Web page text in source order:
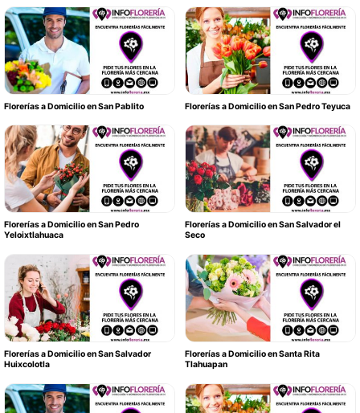
Florerías a Domicilio en San Pablito Florerías a Domicilio en San Pedro Teyuca
Florerías a Domicilio en San Pedro
Yeloixtlahuaca
Florerías a Domicilio en San Salvador el
Seco
Florerías a Domicilio en San Salvador
Huixcolotla
Florerías a Domicilio en Santa Rita
Tlahuapan